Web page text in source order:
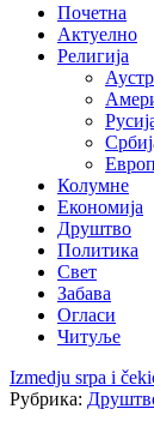
Почетна
Актуелно
Религија
Колумне
Економија
Друштво
Политика
Свет
Забава
Огласи
Читуље
Izmedju srpa i
Рубрика: